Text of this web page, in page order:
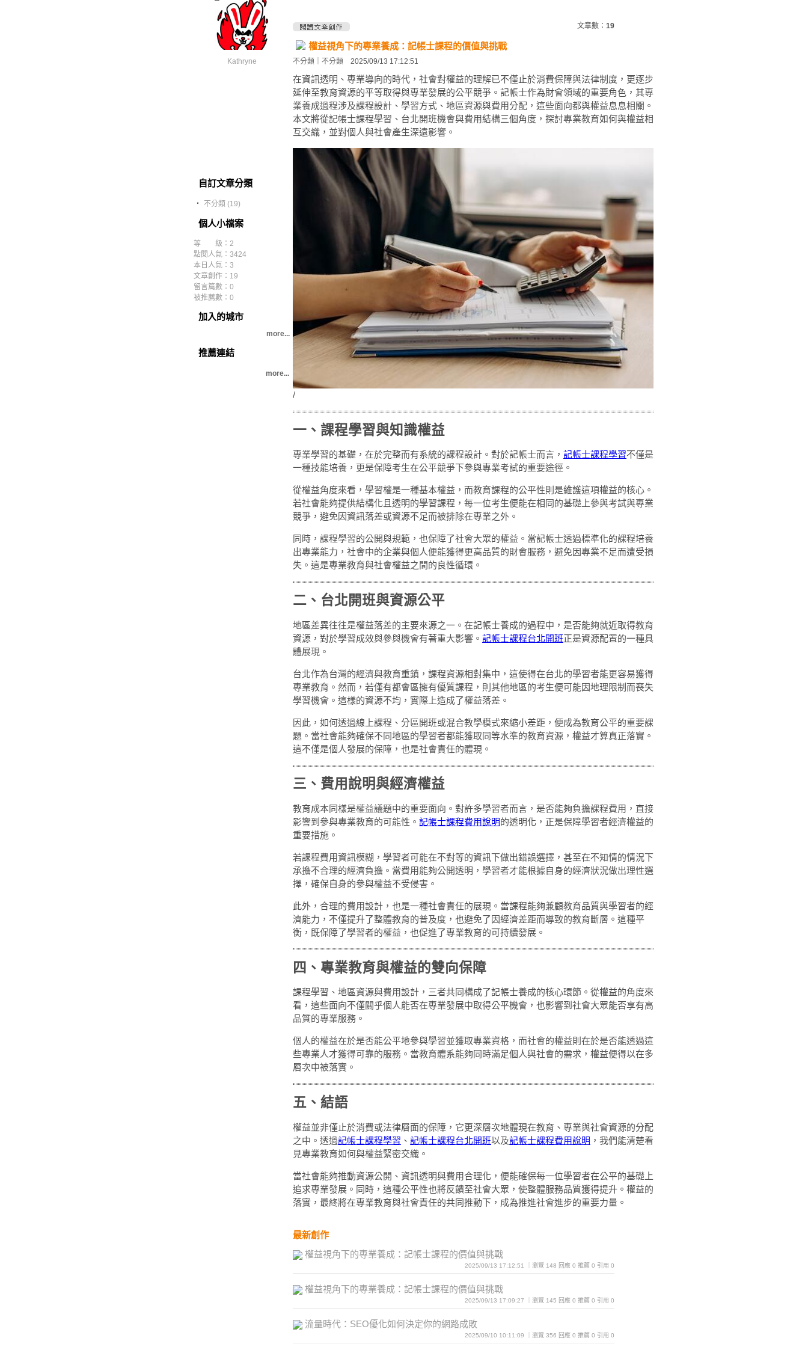
Kathryne
自訂文章分類
‧ 不分類 (19)
個人小檔案
等 級：2
點閱人氣：3424
本日人氣：3
文章創作：19
留言篇數：0
被推薦數： 0
加入的城市
more...
推薦連結
more...
文章數： 19
權益視角下的專業養成：記帳士課程的價值與挑戰
不分類 不分類 2025/09/13 17:12:51
在資訊透明、專業導向的時代，社會對權益的理解已不僅止於消費保障與法律制度，更逐步
延伸至教育資源的平等取得與專業發展的公平競爭。記帳士作為財會領域的重要角色，其專
業養成過程涉及課程設計、學習方式、地區資源與費用分配，這些面向都與權益息息相關。
本文將從記帳士課程學習、台北開班機會與費用結構三個角度，探討專業教育如何與權益相
互交織，並對個人與社會產生深遠影響。
/
一、課程學習與知識權益
專業學習的基礎，在於完整而有系統的課程設計。對於記帳士而言， 記帳士課程學習不僅是
一種技能培養，更是保障考生在公平競爭下參與專業考試的重要途徑。
從權益角度來看，學習權是一種基本權益，而教育課程的公平性則是維護這項權益的核心。
若社會能夠提供結構化且透明的學習課程，每一位考生便能在相同的基礎上參與考試與專業
競爭，避免因資訊落差或資源不足而被排除在專業之外。
同時，課程學習的公開與規範，也保障了社會大眾的權益。當記帳士透過標準化的課程培養
出專業能力，社會中的企業與個人便能獲得更高品質的財會服務，避免因專業不足而遭受損
失。這是專業教育與社會權益之間的良性循環。
二、台北開班與資源公平
地區差異往往是權益落差的主要來源之一。在記帳士養成的過程中，是否能夠就近取得教育
資源，對於學習成效與參與機會有著重大影響。 記帳士課程台北開班正是資源配置的一種具
體展現。
台北作為台灣的經濟與教育重鎮，課程資源相對集中，這使得在台北的學習者能更容易獲得
專業教育。然而，若僅有都會區擁有優質課程，則其他地區的考生便可能因地理限制而喪失
學習機會。這樣的資源不均，實際上造成了權益落差。
因此，如何透過線上課程、分區開班或混合教學模式來縮小差距，便成為教育公平的重要課
題。當社會能夠確保不同地區的學習者都能獲取同等水準的教育資源，權益才算真正落實。
這不僅是個人發展的保障，也是社會責任的體現。
三、費用說明與經濟權益
教育成本同樣是權益議題中的重要面向。對許多學習者而言，是否能夠負擔課程費用，直接
影響到參與專業教育的可能性。 記帳士課程費用說明的透明化，正是保障學習者經濟權益的
重要措施。
若課程費用資訊模糊，學習者可能在不對等的資訊下做出錯誤選擇，甚至在不知情的情況下
承擔不合理的經濟負擔。當費用能夠公開透明，學習者才能根據自身的經濟狀況做出理性選
擇，確保自身的參與權益不受侵害。
此外，合理的費用設計，也是一種社會責任的展現。當課程能夠兼顧教育品質與學習者的經
濟能力，不僅提升了整體教育的普及度，也避免了因經濟差距而導致的教育斷層。這種平
衡，既保障了學習者的權益，也促進了專業教育的可持續發展。
四、專業教育與權益的雙向保障
課程學習、地區資源與費用設計，三者共同構成了記帳士養成的核心環節。從權益的角度來
看，這些面向不僅關乎個人能否在專業發展中取得公平機會，也影響到社會大眾能否享有高
品質的專業服務。
個人的權益在於是否能公平地參與學習並獲取專業資格，而社會的權益則在於是否能透過這
些專業人才獲得可靠的服務。當教育體系能夠同時滿足個人與社會的需求，權益便得以在多
層次中被落實。
五、結語
權益並非僅止於消費或法律層面的保障，它更深層次地體現在教育、專業與社會資源的分配
之中。透過記帳士課程學習 、 記帳士課程台北開班以及記帳士課程費用說明 ，我們能清楚看
見專業教育如何與權益緊密交織。
當社會能夠推動資源公開、資訊透明與費用合理化，便能確保每一位學習者在公平的基礎上
追求專業發展。同時，這種公平性也將反饋至社會大眾，使整體服務品質獲得提升。權益的
落實，最終將在專業教育與社會責任的共同推動下，成為推進社會進步的重要力量。
最新創作
權益視角下的專業養成：記帳士課程的價值與挑戰
2025/09/13 17:12:51 ｜瀏覽 148 回應 0 推薦 0 引用 0
權益視角下的專業養成：記帳士課程的價值與挑戰
2025/09/13 17:09:27 ｜瀏覽 145 回應 0 推薦 0 引用 0
流量時代：SEO優化如何決定你的網路成敗
2025/09/10 10:11:09 ｜瀏覽 356 回應 0 推薦 0 引用 0